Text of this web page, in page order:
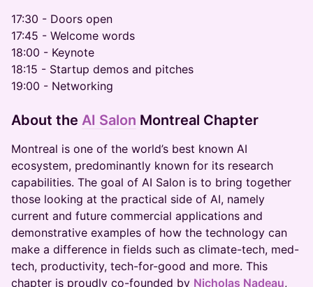
17:30 - Doors open
17:45 - Welcome words
18:00 - Keynote
18:15 - Startup demos and pitches
19:00 - Networking
About the AI Salon Montreal Chapter
Montreal is one of the world’s best known AI
ecosystem, predominantly known for its research
capabilities. The goal of AI Salon is to bring together
those looking at the practical side of AI, namely
current and future commercial applications and
demonstrative examples of how the technology can
make a difference in fields such as climate-tech, med-
tech, productivity, tech-for-good and more. This
chapter is proudly co-founded by Nicholas Nadeau,